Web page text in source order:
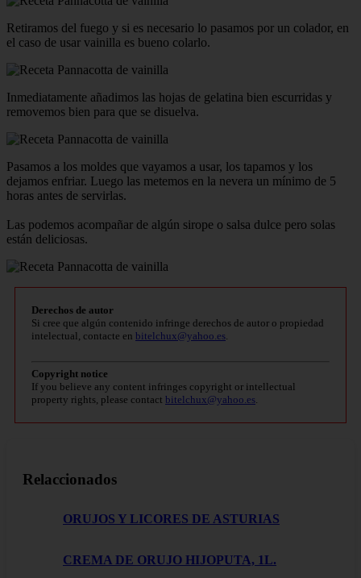
Retiramos del fuego y si es necesario lo pasamos por un colador, en
el caso de usar vainilla es bueno colarlo.
Inmediatamente añadimos las hojas de gelatina bien escurridas y
removemos bien para que se disuelva.
Pasamos a los moldes que vayamos a usar, los tapamos y los
dejamos enfriar. Luego las metemos en la nevera un mínimo de 5
horas antes de servirlas.
Las podemos acompañar de algún sirope o salsa dulce pero solas
están deliciosas.
Derechos de autor
Si cree que algún contenido infringe derechos de autor o propiedad
intelectual, contacte en bitelchux@yahoo.es.
Copyright notice
If you believe any content infringes copyright or intellectual
property rights, please contact bitelchux@yahoo.es.
Relaccionados
ORUJOS Y LICORES DE ASTURIAS
CREMA DE ORUJO HIJOPUTA, 1L.